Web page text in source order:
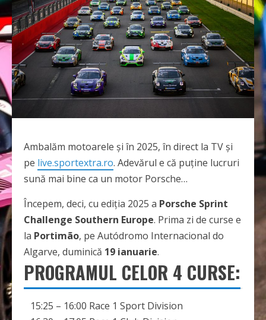
Ambalăm motoarele și în 2025, în direct la TV și
pe live.sportextra.ro. Adevărul e că puține lucruri
sună mai bine ca un motor Porsche…
Începem, deci, cu ediția 2025 a Porsche Sprint
Challenge Southern Europe. Prima zi de curse e
la Portimão, pe Autódromo Internacional do
Algarve, duminică 19 ianuarie.
PROGRAMUL CELOR 4 CURSE:
15:25 – 16:00 Race 1 Sport Division